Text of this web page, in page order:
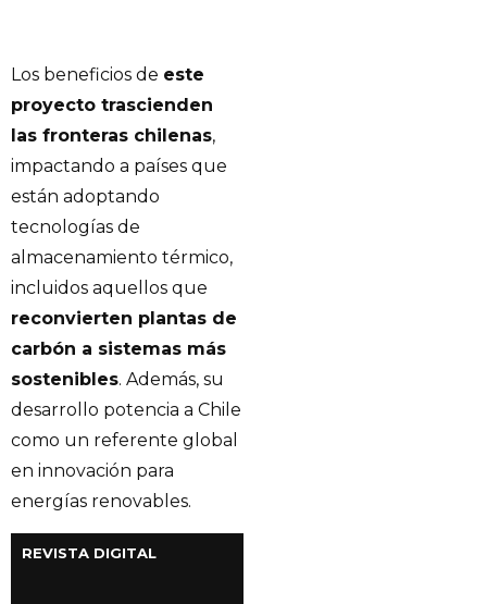
Los beneficios de este
proyecto trascienden
las fronteras chilenas,
impactando a países que
están adoptando
tecnologías de
almacenamiento térmico,
incluidos aquellos que
reconvierten plantas de
carbón a sistemas más
sostenibles. Además, su
desarrollo potencia a Chile
como un referente global
en innovación para
energías renovables.
REVISTA DIGITAL